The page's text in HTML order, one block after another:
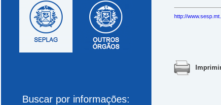
Buscar por informações:
http://